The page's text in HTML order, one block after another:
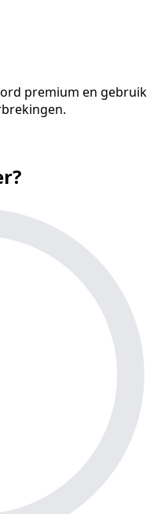
premium en gebruik